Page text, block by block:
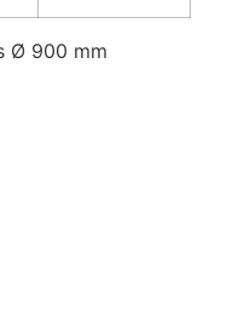
Ø 900 mm